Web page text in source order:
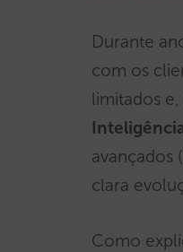
Durante
com os
limitados
avançados
clara
Como